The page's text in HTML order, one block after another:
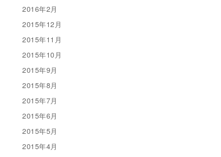
2016年2月
2015年12月
2015年11月
2015年10月
2015年9月
2015年8月
2015年7月
2015年6月
2015年5月
2015年4月